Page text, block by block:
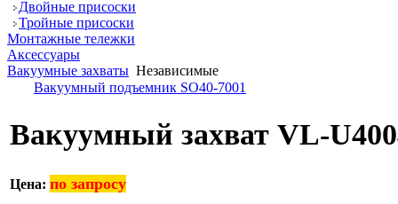
Двойные присоски
Тройные присоски
Монтажные тележки
Аксессуары
Вакуумные захваты Независимые
Вакуумный подъемник SO40-7001
Вакуумный захват VL-
Цена: по запросу